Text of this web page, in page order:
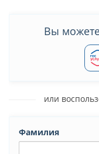
Вы можете
или
Фамилия